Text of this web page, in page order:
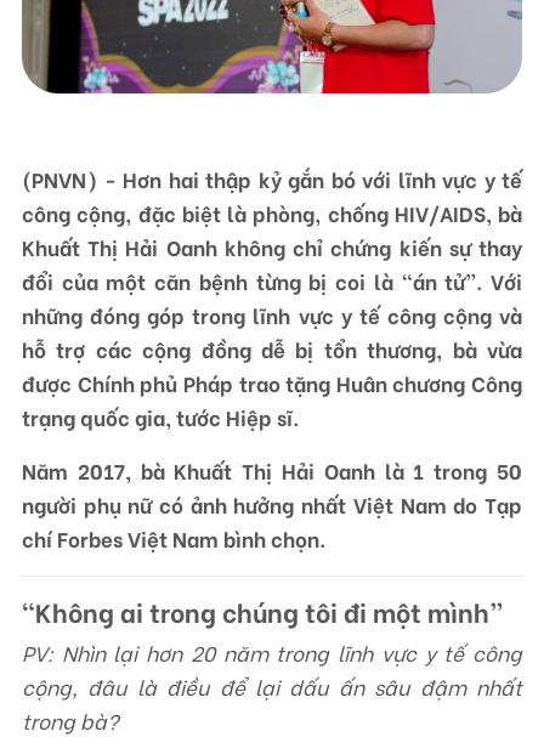
TRUNG TÂM HỖ TRỢ SÁNG KIẾN PHÁT TRIỂN CỘNG ĐỒNG
Số 9, ngõ 165/30 Thái Hà, phường Đống Đa, thành phố Hà Nội, Việt Nam
Điện thoại: +84-24-3572 0689
Email: scdi@scdi.org.vn
(PNVN) - Hơn hai thập kỷ gắn bó với lĩnh vực y tế
công cộng, đặc biệt là phòng, chống HIV/AIDS, bà
Khuất Thị Hải Oanh không chỉ chứng kiến sự thay
đổi của một căn bệnh từng bị coi là “án tử”. Với
những đóng góp trong lĩnh vực y tế công cộng và
hỗ trợ các cộng đồng dễ bị tổn thương, bà vừa
được Chính phủ Pháp trao tặng Huân chương Công
trạng quốc gia, tước Hiệp sĩ.
Năm 2017, bà Khuất Thị Hải Oanh là 1 trong 50
người phụ nữ có ảnh hưởng nhất Việt Nam do Tạp
chí Forbes Việt Nam bình chọn.
“Không ai trong chúng tôi đi một mình”
PV: Nhìn lại hơn 20 năm trong lĩnh vực y tế công
cộng, đâu là điều để lại dấu ấn sâu đậm nhất
trong bà?